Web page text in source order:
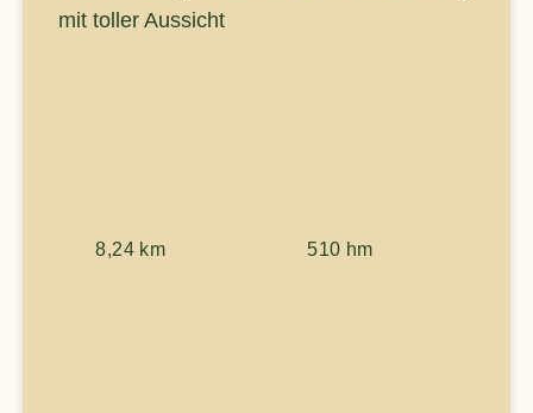
mit toller Aussicht
8,24 km 510 hm